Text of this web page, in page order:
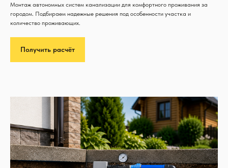
Монтаж автономных систем канализации для комфортного проживания за
городом. Подбираем надежные решения под особенности участка и
количество проживающих.
Получить расчёт